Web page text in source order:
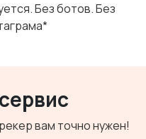
Без ботов. Без
вам точно нужен!